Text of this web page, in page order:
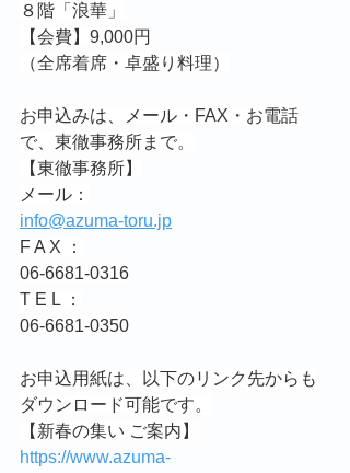
８階「浪華」
【会費】9,000円
（全席着席・卓盛り料理）
お申込みは、メール・FAX・お電話
で、東徹事務所まで。
【東徹事務所】
メール：
info@azuma-toru.jp
F A X ：
06-6681-0316
T E L ：
06-6681-0350
お申込用紙は、以下のリンク先からも
ダウンロード可能です。
【新春の集い ご案内】
https://www.azuma-